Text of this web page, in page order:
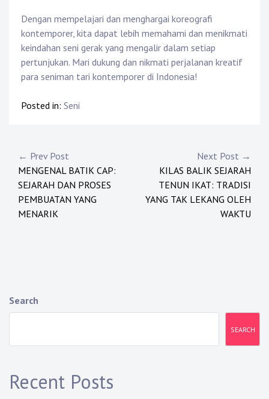
Dengan mempelajari dan menghargai koreografi
kontemporer, kita dapat lebih memahami dan menikmati
keindahan seni gerak yang mengalir dalam setiap
pertunjukan. Mari dukung dan nikmati perjalanan kreatif
para seniman tari kontemporer di Indonesia!
Posted in: Seni
Post
navigation
← Prev Post
MENGENAL BATIK CAP:
SEJARAH DAN PROSES
PEMBUATAN YANG
MENARIK
Next Post →
KILAS BALIK SEJARAH
TENUN IKAT: TRADISI
YANG TAK LEKANG OLEH
WAKTU
Search
SEARCH
Recent Posts